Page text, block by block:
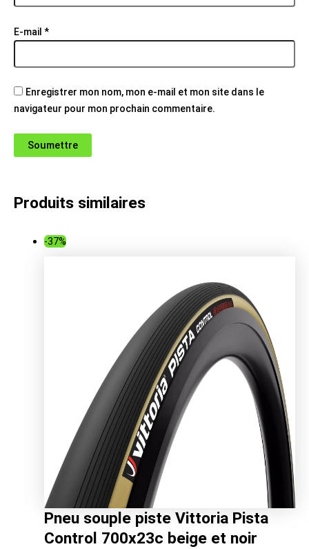
E-mail *
Enregistrer mon nom, mon e-mail et mon site dans le
navigateur pour mon prochain commentaire.
Produits similaires
-37%
Pneu souple piste Vittoria Pista
Control 700x23c beige et noir